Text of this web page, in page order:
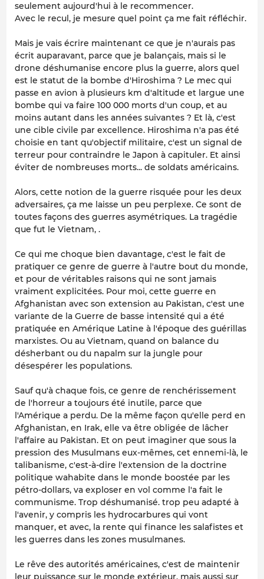
seulement aujourd'hui à le recommencer.
Avec le recul, je mesure quel point ça me fait réfléchir.
Mais je vais écrire maintenant ce que je n'aurais pas
écrit auparavant, parce que je balançais, mais si le
drone déshumanise encore plus la guerre, alors quel
est le statut de la bombe d'Hiroshima ? Le mec qui
passe en avion à plusieurs km d'altitude et largue une
bombe qui va faire 100 000 morts d'un coup, et au
moins autant dans les années suivantes ? Et là, c'est
une cible civile par excellence. Hiroshima n'a pas été
choisie en tant qu'objectif militaire, c'est un signal de
terreur pour contraindre le Japon à capituler. Et ainsi
éviter de nombreuses morts... de soldats américains.
Alors, cette notion de la guerre risquée pour les deux
adversaires, ça me laisse un peu perplexe. Ce sont de
toutes façons des guerres asymétriques. La tragédie
que fut le Vietnam, .
Ce qui me choque bien davantage, c'est le fait de
pratiquer ce genre de guerre à l'autre bout du monde,
et pour de véritables raisons qui ne sont jamais
vraiment explicitées. Pour moi, cette guerre en
Afghanistan avec son extension au Pakistan, c'est une
variante de la Guerre de basse intensité qui a été
pratiquée en Amérique Latine à l'époque des guérillas
marxistes. Ou au Vietnam, quand on balance du
désherbant ou du napalm sur la jungle pour
désespérer les populations.
Sauf qu'à chaque fois, ce genre de renchérissement
de l'horreur a toujours été inutile, parce que
l'Amérique a perdu. De la même façon qu'elle perd en
Afghanistan, en Irak, elle va être obligée de lâcher
l'affaire au Pakistan. Et on peut imaginer que sous la
pression des Musulmans eux-mêmes, cet ennemi-là, le
talibanisme, c'est-à-dire l'extension de la doctrine
politique wahabite dans le monde boostée par les
pétro-dollars, va exploser en vol comme l'a fait le
communisme. Trop déshumanisé. trop peu adapté à
l'avenir, y compris les hydrocarbures qui vont
manquer, et avec, la rente qui finance les salafistes et
les guerres dans les zones musulmanes.
Le rêve des autorités américaines, c'est de maintenir